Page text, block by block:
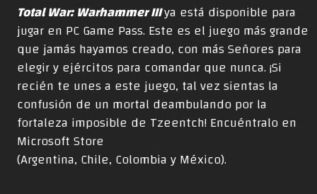
Total War: Warhammer IIIya está disponible para
jugar en PC Game Pass. Este es el juego más grande
que jamás hayamos creado, con más Señores para
elegir y ejércitos para comandar que nunca. ¡Si
recién te unes a este juego, tal vez sientas la
confusión de un mortal deambulando por la
fortaleza imposible de Tzeentch! Encuéntralo en
Microsoft Store
(Argentina, Chile, ColombiayMéxico).